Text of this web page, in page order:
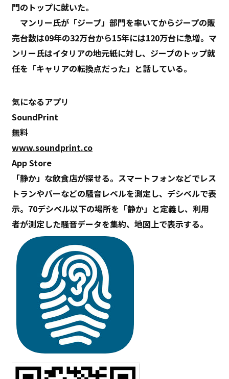
門のトップに就いた。
マンリー氏が「ジープ」部門を率いてからジープの販
売台数は09年の32万台から15年には120万台に急増。マ
ンリー氏はイタリアの地元紙に対し、ジープのトップ就
任を「キャリアの転換点だった」と話している。
気になるアプリ
SoundPrint
無料
www.soundprint.co
App Store
「静か」な飲食店が探せる。スマートフォンなどでレス
トランやバーなどの騒音レベルを測定し、デシベルで表
示。70デシベル以下の場所を「静か」と定義し、利用
者が測定した騒音データを集約、地図上で表示する。